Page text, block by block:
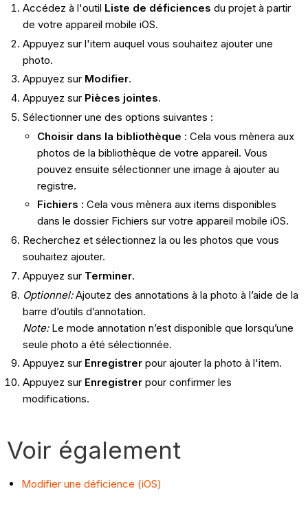
Accédez à l'outil Liste de déficiences du projet à partir
de votre appareil mobile iOS.
Appuyez sur l'item auquel vous souhaitez ajouter une
photo.
Appuyez sur Modifier.
Appuyez surPièces jointes.
Sélectionner une des options suivantes :
Choisir dans la bibliothèque : Cela vous mènera aux
photos de la bibliothèque de votre appareil. Vous
pouvez ensuite sélectionner une image à ajouter au
registre.
Fichiers : Cela vous mènera aux items disponibles
dans le dossier Fichiers sur votre appareil mobile iOS.
Recherchez et sélectionnez la ou les photos que vous
souhaitez ajouter.
Appuyez sur Terminer.
Optionnel:Ajoutez des annotations à la photo à l’aide de la
barre d’outils d’annotation.
Note:Le mode annotation n’est disponible que lorsqu’une
seule photo a été sélectionnée.
Appuyez sur Enregistrerpour ajouter la photo à l'item.
Appuyez sur Enregistrerpour confirmer les
modifications.
Voir également
Modifier une déficience (iOS)